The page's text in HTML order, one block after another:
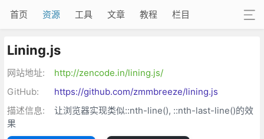
首页 资源 工具 文章 教程 栏目
Lining.js
网站地址:
http://zencode.in/lining.js/
GitHub:
https://github.com/zmmbreeze/lining.js
描述信息:
让浏览器实现类似::nth-line(), ::nth-last-line()的效
果